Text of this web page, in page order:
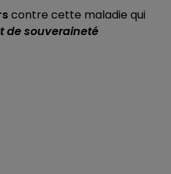
contre cette maladie qui
de souveraineté